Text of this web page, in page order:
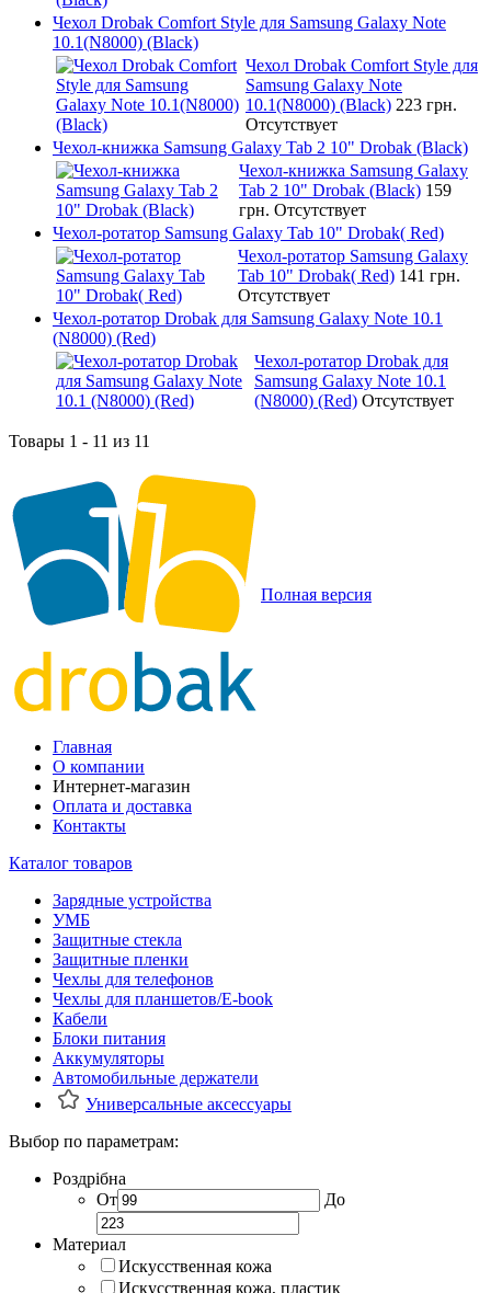
Чехол Drobak Comfort Style для Samsung Galaxy Note
10.1(N8000) (Black)
Чехол Drobak Comfort Style для
Samsung Galaxy Note
10.1(N8000) (Black) 223 грн.
Отсутствует
Чехол-книжка Samsung Galaxy Tab 2 10" Drobak (Black)
Чехол-книжка Samsung Galaxy
Tab 2 10" Drobak (Black) 159
грн. Отсутствует
Чехол-ротатор Samsung Galaxy Tab 10" Drobak( Red)
Чехол-ротатор Samsung Galaxy
Tab 10" Drobak( Red) 141 грн.
Отсутствует
Чехол-ротатор Drobak для Samsung Galaxy Note 10.1
(N8000) (Red)
Чехол-ротатор Drobak для
Samsung Galaxy Note 10.1
(N8000) (Red) Отсутствует
Товары 1 - 11 из 11
Полная версия
Главная
О компании
Интернет-магазин
Оплата и доставка
Контакты
Каталог товаров
Зарядные устройства
УМБ
Защитные стекла
Защитные пленки
Чехлы для телефонов
Чехлы для планшетов/E-book
Кабели
Блоки питания
Аккумуляторы
Автомобильные держатели
Универсальные аксессуары
Выбор по параметрам:
Роздрібна
От
До
Материал
Искусственная кожа
Искусственная кожа, пластик